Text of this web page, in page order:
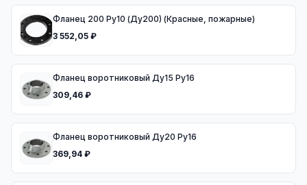
Фланец 200 Ру10 (Ду200) (Красные, пожарные)
3 552,05 ₽
Фланец воротниковый Ду15 Ру16
309,46 ₽
Фланец воротниковый Ду20 Ру16
369,94 ₽